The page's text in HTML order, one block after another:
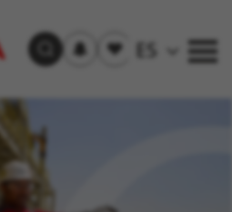
Buscar empleos
las
Empleos
guardados
ES